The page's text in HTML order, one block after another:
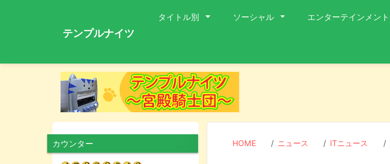
テンプルナイツ
タイトル別 ソーシャル エンターテインメント
HOME ニュース ITニュース
カウンター